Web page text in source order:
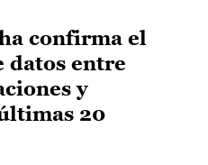
confirma el
datos entre
y
20